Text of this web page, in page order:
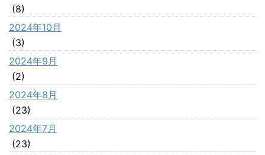
(8)
2024年10月
(3)
2024年9月
(2)
2024年8月
(23)
2024年7月
(23)